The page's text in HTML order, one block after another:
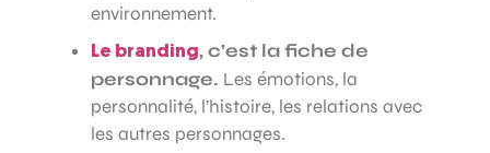
environnement.
Le branding, c’est la fiche de
personnage. Les émotions, la
personnalité, l’histoire, les relations avec
les autres personnages.